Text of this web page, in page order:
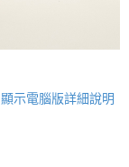
顯示電腦版詳細說明